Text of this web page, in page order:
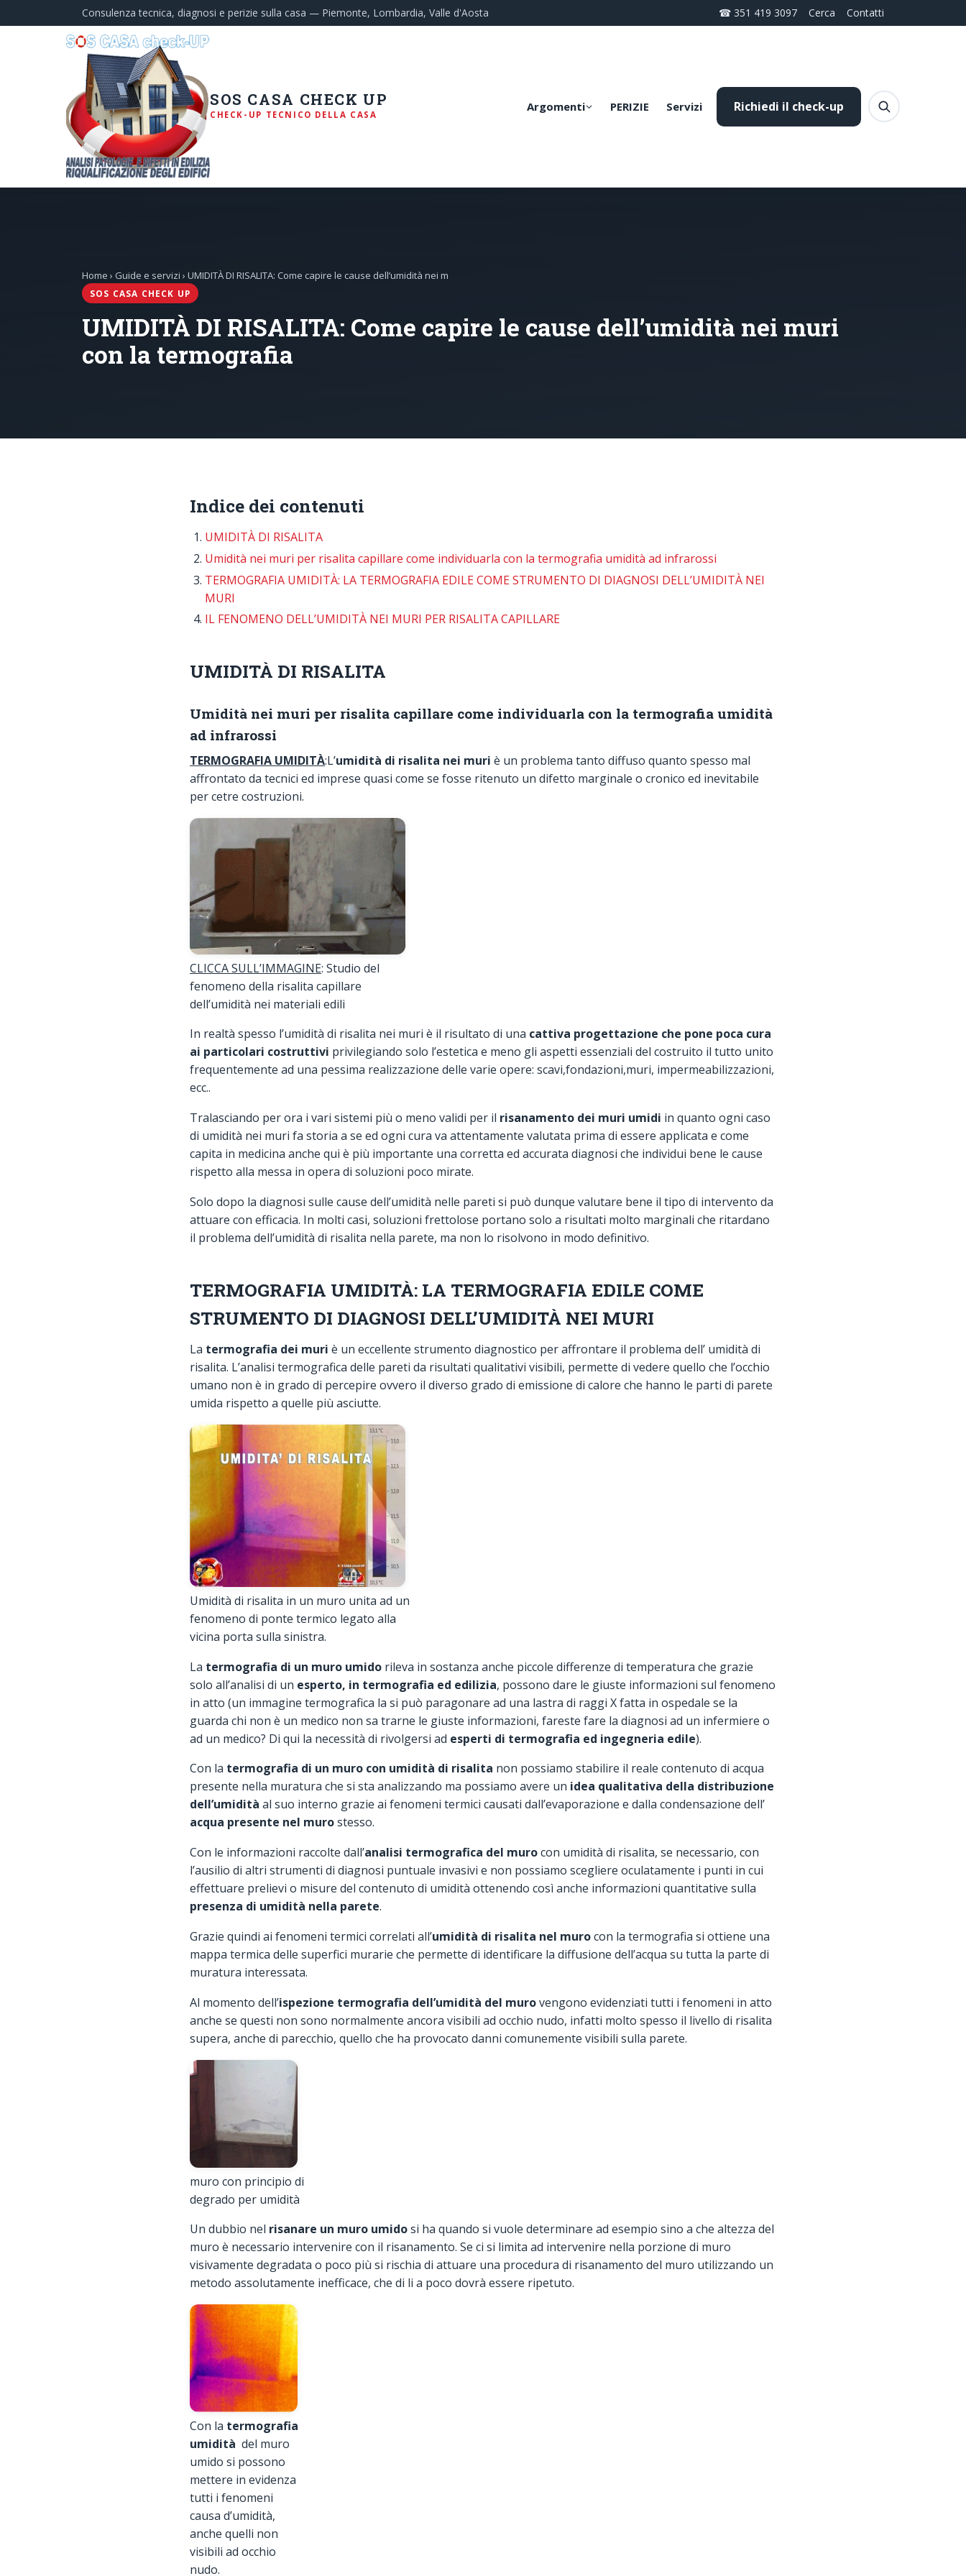
Consulenza tecnica, diagnosi e perizie sulla casa — Piemonte, Lombardia, Valle d'Aosta ☎ 351 419 3097 Cerca Contatti
SOS CASA CHECK UP
CHECK-UP TECNICO DELLA CASA
Argomenti PERIZIE Servizi Richiedi il check-up
Home › Guide e servizi › UMIDITÀ DI RISALITA: Come capire le cause dell’umidità nei m
SOS CASA CHECK UP
UMIDITÀ DI RISALITA: Come capire le cause dell’umidità nei muri
con la termografia
Indice dei contenuti
UMIDITÀ DI RISALITA
Umidità nei muri per risalita capillare come individuarla con la termografia umidità ad infrarossi
TERMOGRAFIA UMIDITÀ: LA TERMOGRAFIA EDILE COME STRUMENTO DI DIAGNOSI DELL’UMIDITÀ NEI
MURI
IL FENOMENO DELL’UMIDITÀ NEI MURI PER RISALITA CAPILLARE
UMIDITÀ DI RISALITA
Umidità nei muri per risalita capillare come individuarla con la termografia umidità
ad infrarossi
TERMOGRAFIA UMIDITÀ:L’umidità di risalita nei muri è un problema tanto diffuso quanto spesso mal
affrontato da tecnici ed imprese quasi come se fosse ritenuto un difetto marginale o cronico ed inevitabile
per cetre costruzioni.
CLICCA SULL’IMMAGINE: Studio del
fenomeno della risalita capillare
dell’umidità nei materiali edili
In realtà spesso l’umidità di risalita nei muri è il risultato di una cattiva progettazione che pone poca cura
ai particolari costruttivi privilegiando solo l’estetica e meno gli aspetti essenziali del costruito il tutto unito
frequentemente ad una pessima realizzazione delle varie opere: scavi,fondazioni,muri, impermeabilizzazioni,
ecc..
Tralasciando per ora i vari sistemi più o meno validi per il risanamento dei muri umidi in quanto ogni caso
di umidità nei muri fa storia a se ed ogni cura va attentamente valutata prima di essere applicata e come
capita in medicina anche qui è più importante una corretta ed accurata diagnosi che individui bene le cause
rispetto alla messa in opera di soluzioni poco mirate.
Solo dopo la diagnosi sulle cause dell’umidità nelle pareti si può dunque valutare bene il tipo di intervento da
attuare con efficacia. In molti casi, soluzioni frettolose portano solo a risultati molto marginali che ritardano
il problema dell’umidità di risalita nella parete, ma non lo risolvono in modo definitivo.
TERMOGRAFIA UMIDITÀ: LA TERMOGRAFIA EDILE COME
STRUMENTO DI DIAGNOSI DELL’UMIDITÀ NEI MURI
La termografia dei muri è un eccellente strumento diagnostico per affrontare il problema dell’ umidità di
risalita. L’analisi termografica delle pareti da risultati qualitativi visibili, permette di vedere quello che l’occhio
umano non è in grado di percepire ovvero il diverso grado di emissione di calore che hanno le parti di parete
umida rispetto a quelle più asciutte.
Umidità di risalita in un muro unita ad un
fenomeno di ponte termico legato alla
vicina porta sulla sinistra.
La termografia di un muro umido rileva in sostanza anche piccole differenze di temperatura che grazie
solo all’analisi di un esperto, in termografia ed edilizia, possono dare le giuste informazioni sul fenomeno
in atto (un immagine termografica la si può paragonare ad una lastra di raggi X fatta in ospedale se la
guarda chi non è un medico non sa trarne le giuste informazioni, fareste fare la diagnosi ad un infermiere o
ad un medico? Di qui la necessità di rivolgersi ad esperti di termografia ed ingegneria edile).
Con la termografia di un muro con umidità di risalita non possiamo stabilire il reale contenuto di acqua
presente nella muratura che si sta analizzando ma possiamo avere un idea qualitativa della distribuzione
dell’umidità al suo interno grazie ai fenomeni termici causati dall’evaporazione e dalla condensazione dell’
acqua presente nel murostesso.
Con le informazioni raccolte dall’analisi termografica del murocon umidità di risalita, se necessario, con
l’ausilio di altri strumenti di diagnosi puntuale invasivi e non possiamo scegliere oculatamente i punti in cui
effettuare prelievi o misure del contenuto di umidità ottenendo così anche informazioni quantitative sulla
presenza di umidità nella parete.
Grazie quindi ai fenomeni termici correlati all’umidità di risalita nel murocon la termografia si ottiene una
mappa termica delle superfici murarie che permette di identificare la diffusione dell’acqua su tutta la parte di
muratura interessata.
Al momento dell’ispezione termografia dell’umidità del murovengono evidenziati tutti i fenomeni in atto
anche se questi non sono normalmente ancora visibili ad occhio nudo, infatti molto spesso il livello di risalita
supera, anche di parecchio, quello che ha provocato danni comunemente visibili sulla parete.
muro con principio di
degrado per umidità
Un dubbio nel risanare un muro umidosi ha quando si vuole determinare ad esempio sino a che altezza del
muro è necessario intervenire con il risanamento. Se ci si limita ad intervenire nella porzione di muro
visivamente degradata o poco più si rischia di attuare una procedura di risanamento del muro utilizzando un
metodo assolutamente inefficace, che di li a poco dovrà essere ripetuto.
Con la termografia
umidità del muro
umido si possono
mettere in evidenza
tutti i fenomeni
causa d’umidità,
anche quelli non
visibili ad occhio
nudo.